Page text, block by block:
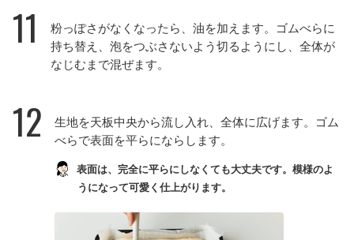
11
粉っぽさがなくなったら、油を加えます。ゴムべらに
持ち替え、泡をつぶさないよう切るようにし、全体が
なじむまで混ぜます。
12
生地を天板中央から流し入れ、全体に広げます。ゴム
べらで表面を平らにならします。
表面は、完全に平らにしなくても大丈夫です。模様のよ
うになって可愛く仕上がります。